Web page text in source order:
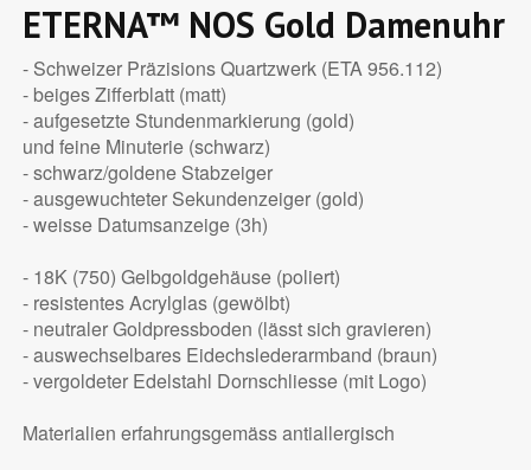
ETERNA™ NOS Gold Damenuhr
- Schweizer Präzisions Quartzwerk (ETA 956.112)
- beiges Zifferblatt (matt)
- aufgesetzte Stundenmarkierung (gold)
und feine Minuterie (schwarz)
- schwarz/goldene Stabzeiger
- ausgewuchteter Sekundenzeiger (gold)
- weisse Datumsanzeige (3h)
- 18K (750) Gelbgoldgehäuse (poliert)
- resistentes Acrylglas (gewölbt)
- neutraler Goldpressboden (lässt sich gravieren)
- auswechselbares Eidechslederarmband (braun)
- vergoldeter Edelstahl Dornschliesse (mit Logo)
Materialien erfahrungsgemäss antiallergisch